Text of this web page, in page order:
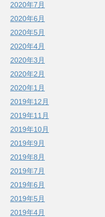
2020年7月
2020年6月
2020年5月
2020年4月
2020年3月
2020年2月
2020年1月
2019年12月
2019年11月
2019年10月
2019年9月
2019年8月
2019年7月
2019年6月
2019年5月
2019年4月